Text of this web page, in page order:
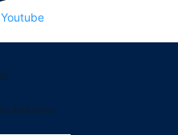
Youtube